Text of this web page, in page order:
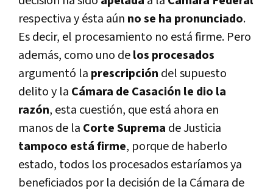
respectiva y ésta aún no se ha pronunciado.
Es decir, el procesamiento no está firme. Pero
además, como uno delos procesados
argumentó la prescripción del supuesto
delito y la Cámara de Casación le dio la
razón, esta cuestión, que está ahora en
manos de la Corte Suprema de Justicia
tampoco está firme, porque de haberlo
estado, todos los procesados estarí­amos ya
beneficiados por la decisión de la Cámara de